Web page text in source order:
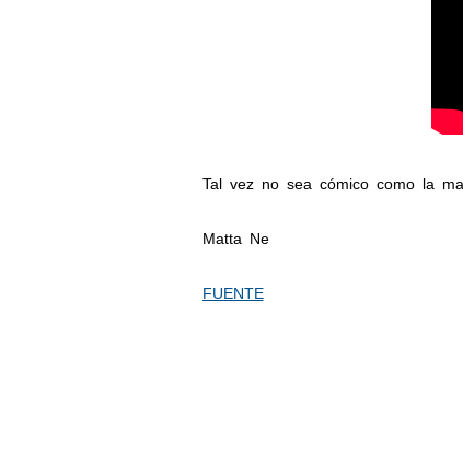
Tal vez no sea cómico como la
Matta Ne
FUENTE